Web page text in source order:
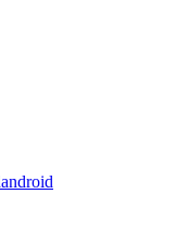
android